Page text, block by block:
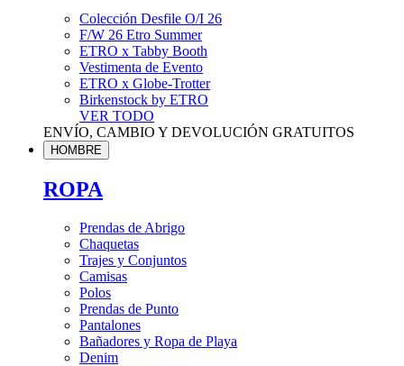
Colección Desfile O/I 26
F/W 26 Etro Summer
ETRO x Tabby Booth
Vestimenta de Evento
ETRO x Globe-Trotter
Birkenstock by ETRO
VER TODO
ENVÍO, CAMBIO Y DEVOLUCIÓN GRATUITOS
HOMBRE
ROPA
Prendas de Abrigo
Chaquetas
Trajes y Conjuntos
Camisas
Polos
Prendas de Punto
Pantalones
Bañadores y Ropa de Playa
Denim